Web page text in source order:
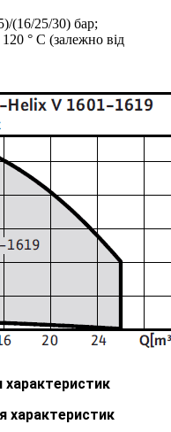
(16/25/30) бар;
° С (залежно від